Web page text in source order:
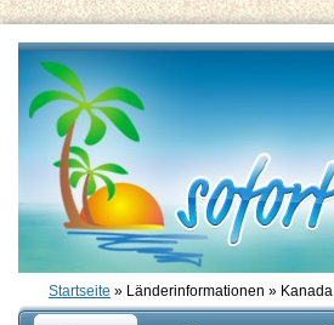
Startseite » Länderinformationen » Kanada